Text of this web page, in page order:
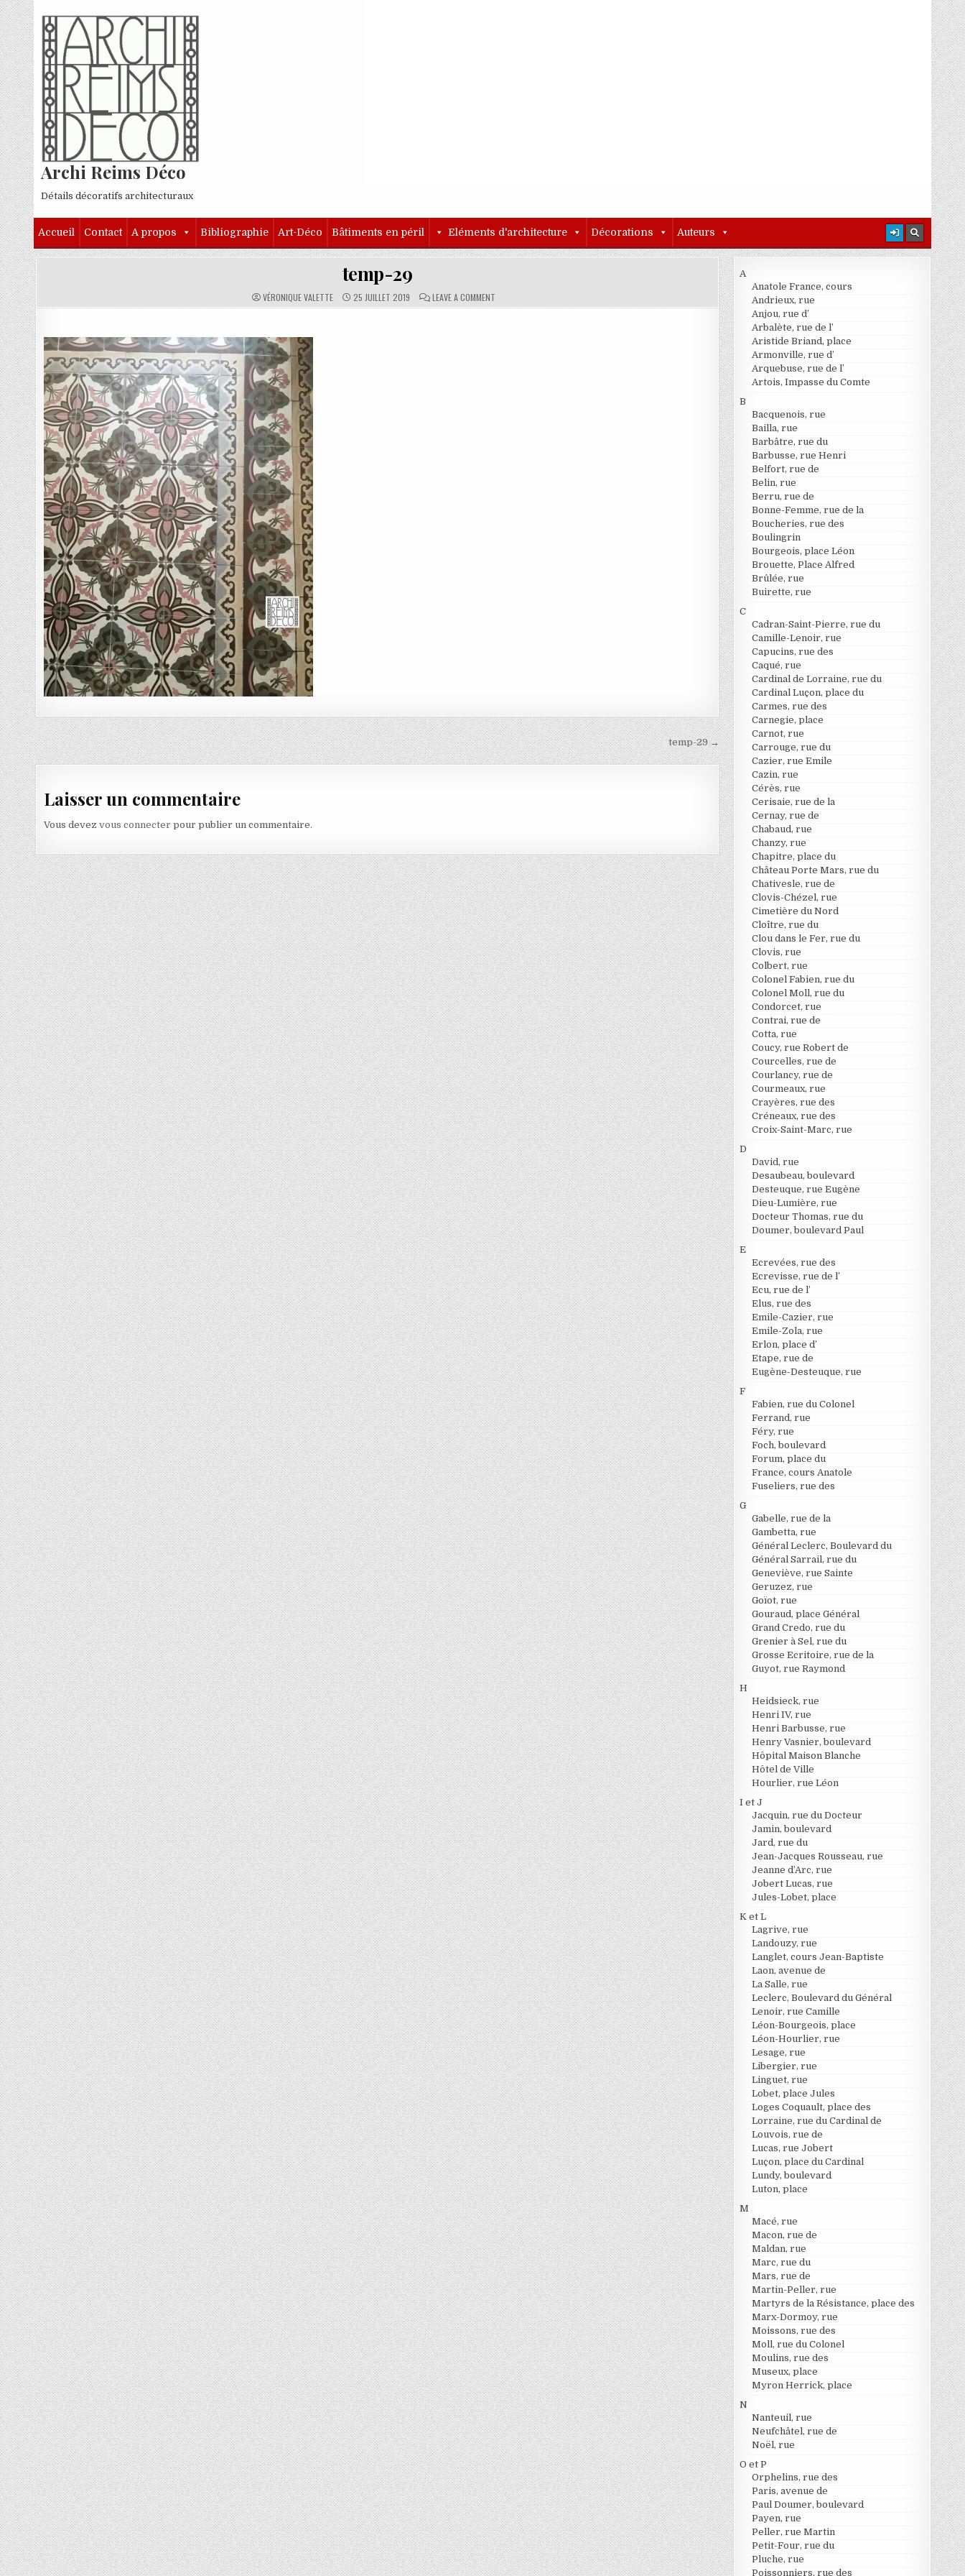
Skip to content
Archi Reims Déco
Détails décoratifs architecturaux
Accueil Contact A propos Bibliographie Art-Déco Bâtiments en péril Eléments d'architecture Décorations Auteurs
temp-29
AUTHOR:
VÉRONIQUE VALETTE PUBLISHED DATE:
25 JUILLET 2019 COMMENTS:
LEAVE A COMMENTON TEMP-29
Navigation de l’article temp-29 →
Laisser un commentaire
Vous devezvous connecter pour publier un commentaire.
A
Anatole France, cours
Andrieux, rue
Anjou, rue d’
Arbalète, rue de l’
Aristide Briand, place
Armonville, rue d’
Arquebuse, rue de l’
Artois, Impasse du Comte
B
Bacquenois, rue
Bailla, rue
Barbâtre, rue du
Barbusse, rue Henri
Belfort, rue de
Belin, rue
Berru, rue de
Bonne-Femme, rue de la
Boucheries, rue des
Boulingrin
Bourgeois, place Léon
Brouette, Place Alfred
Brûlée, rue
Buirette, rue
C
Cadran-Saint-Pierre, rue du
Camille-Lenoir, rue
Capucins, rue des
Caqué, rue
Cardinal de Lorraine, rue du
Cardinal Luçon, place du
Carmes, rue des
Carnegie, place
Carnot, rue
Carrouge, rue du
Cazier, rue Emile
Cazin, rue
Cérès, rue
Cerisaie, rue de la
Cernay, rue de
Chabaud, rue
Chanzy, rue
Chapitre, place du
Château Porte Mars, rue du
Chativesle, rue de
Clovis-Chézel, rue
Cimetière du Nord
Cloître, rue du
Clou dans le Fer, rue du
Clovis, rue
Colbert, rue
Colonel Fabien, rue du
Colonel Moll, rue du
Condorcet, rue
Contrai, rue de
Cotta, rue
Coucy, rue Robert de
Courcelles, rue de
Courlancy, rue de
Courmeaux, rue
Crayères, rue des
Créneaux, rue des
Croix-Saint-Marc, rue
D
David, rue
Desaubeau, boulevard
Desteuque, rue Eugène
Dieu-Lumière, rue
Docteur Thomas, rue du
Doumer, boulevard Paul
E
Ecrevées, rue des
Ecrevisse, rue de l’
Ecu, rue de l’
Elus, rue des
Emile-Cazier, rue
Emile-Zola, rue
Erlon, place d’
Etape, rue de
Eugène-Desteuque, rue
F
Fabien, rue du Colonel
Ferrand, rue
Féry, rue
Foch, boulevard
Forum, place du
France, cours Anatole
Fuseliers, rue des
G
Gabelle, rue de la
Gambetta, rue
Général Leclerc, Boulevard du
Général Sarrail, rue du
Geneviève, rue Sainte
Geruzez, rue
Goïot, rue
Gouraud, place Général
Grand Credo, rue du
Grenier à Sel, rue du
Grosse Ecritoire, rue de la
Guyot, rue Raymond
H
Heidsieck, rue
Henri IV, rue
Henri Barbusse, rue
Henry Vasnier, boulevard
Hôpital Maison Blanche
Hôtel de Ville
Hourlier, rue Léon
I et J
Jacquin, rue du Docteur
Jamin, boulevard
Jard, rue du
Jean-Jacques Rousseau, rue
Jeanne d’Arc, rue
Jobert Lucas, rue
Jules-Lobet, place
K et L
Lagrive, rue
Landouzy, rue
Langlet, cours Jean-Baptiste
Laon, avenue de
La Salle, rue
Leclerc, Boulevard du Général
Lenoir, rue Camille
Léon-Bourgeois, place
Léon-Hourlier, rue
Lesage, rue
Libergier, rue
Linguet, rue
Lobet, place Jules
Loges Coquault, place des
Lorraine, rue du Cardinal de
Louvois, rue de
Lucas, rue Jobert
Luçon, place du Cardinal
Lundy, boulevard
Luton, place
M
Macé, rue
Macon, rue de
Maldan, rue
Marc, rue du
Mars, rue de
Martin-Peller, rue
Martyrs de la Résistance, place des
Marx-Dormoy, rue
Moissons, rue des
Moll, rue du Colonel
Moulins, rue des
Museux, place
Myron Herrick, place
N
Nanteuil, rue
Neufchâtel, rue de
Noël, rue
O et P
Orphelins, rue des
Paris, avenue de
Paul Doumer, boulevard
Payen, rue
Peller, rue Martin
Petit-Four, rue du
Pluche, rue
Poissonniers, rue des